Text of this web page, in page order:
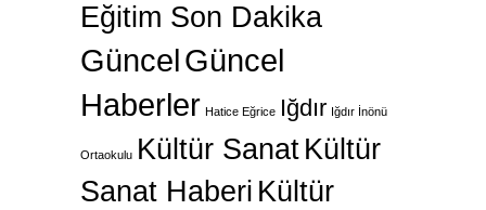
Eğitim Son Dakika
GüncelGüncel
Haberler Hatice Eğrice Iğdır Iğdır İnönü
Ortaokulu Kültür SanatKültür
Sanat Haberi Kültür